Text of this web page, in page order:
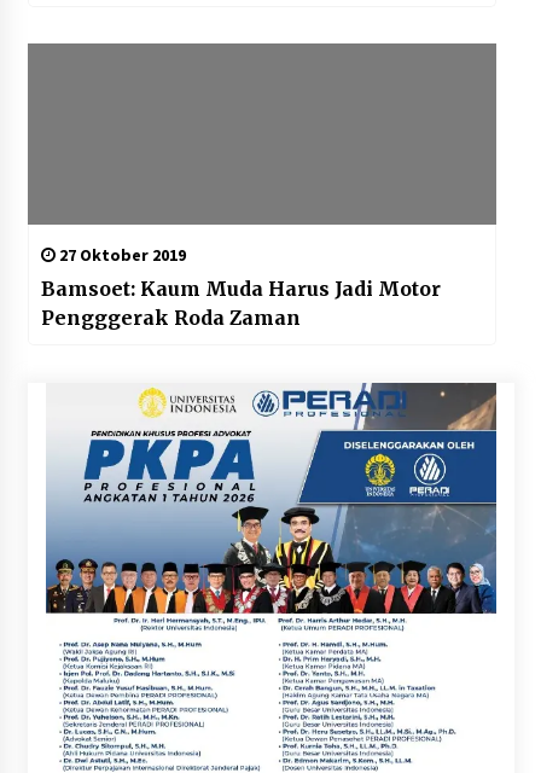
27 Oktober 2019
Bamsoet: Kaum Muda Harus Jadi Motor
Pengggerak Roda Zaman